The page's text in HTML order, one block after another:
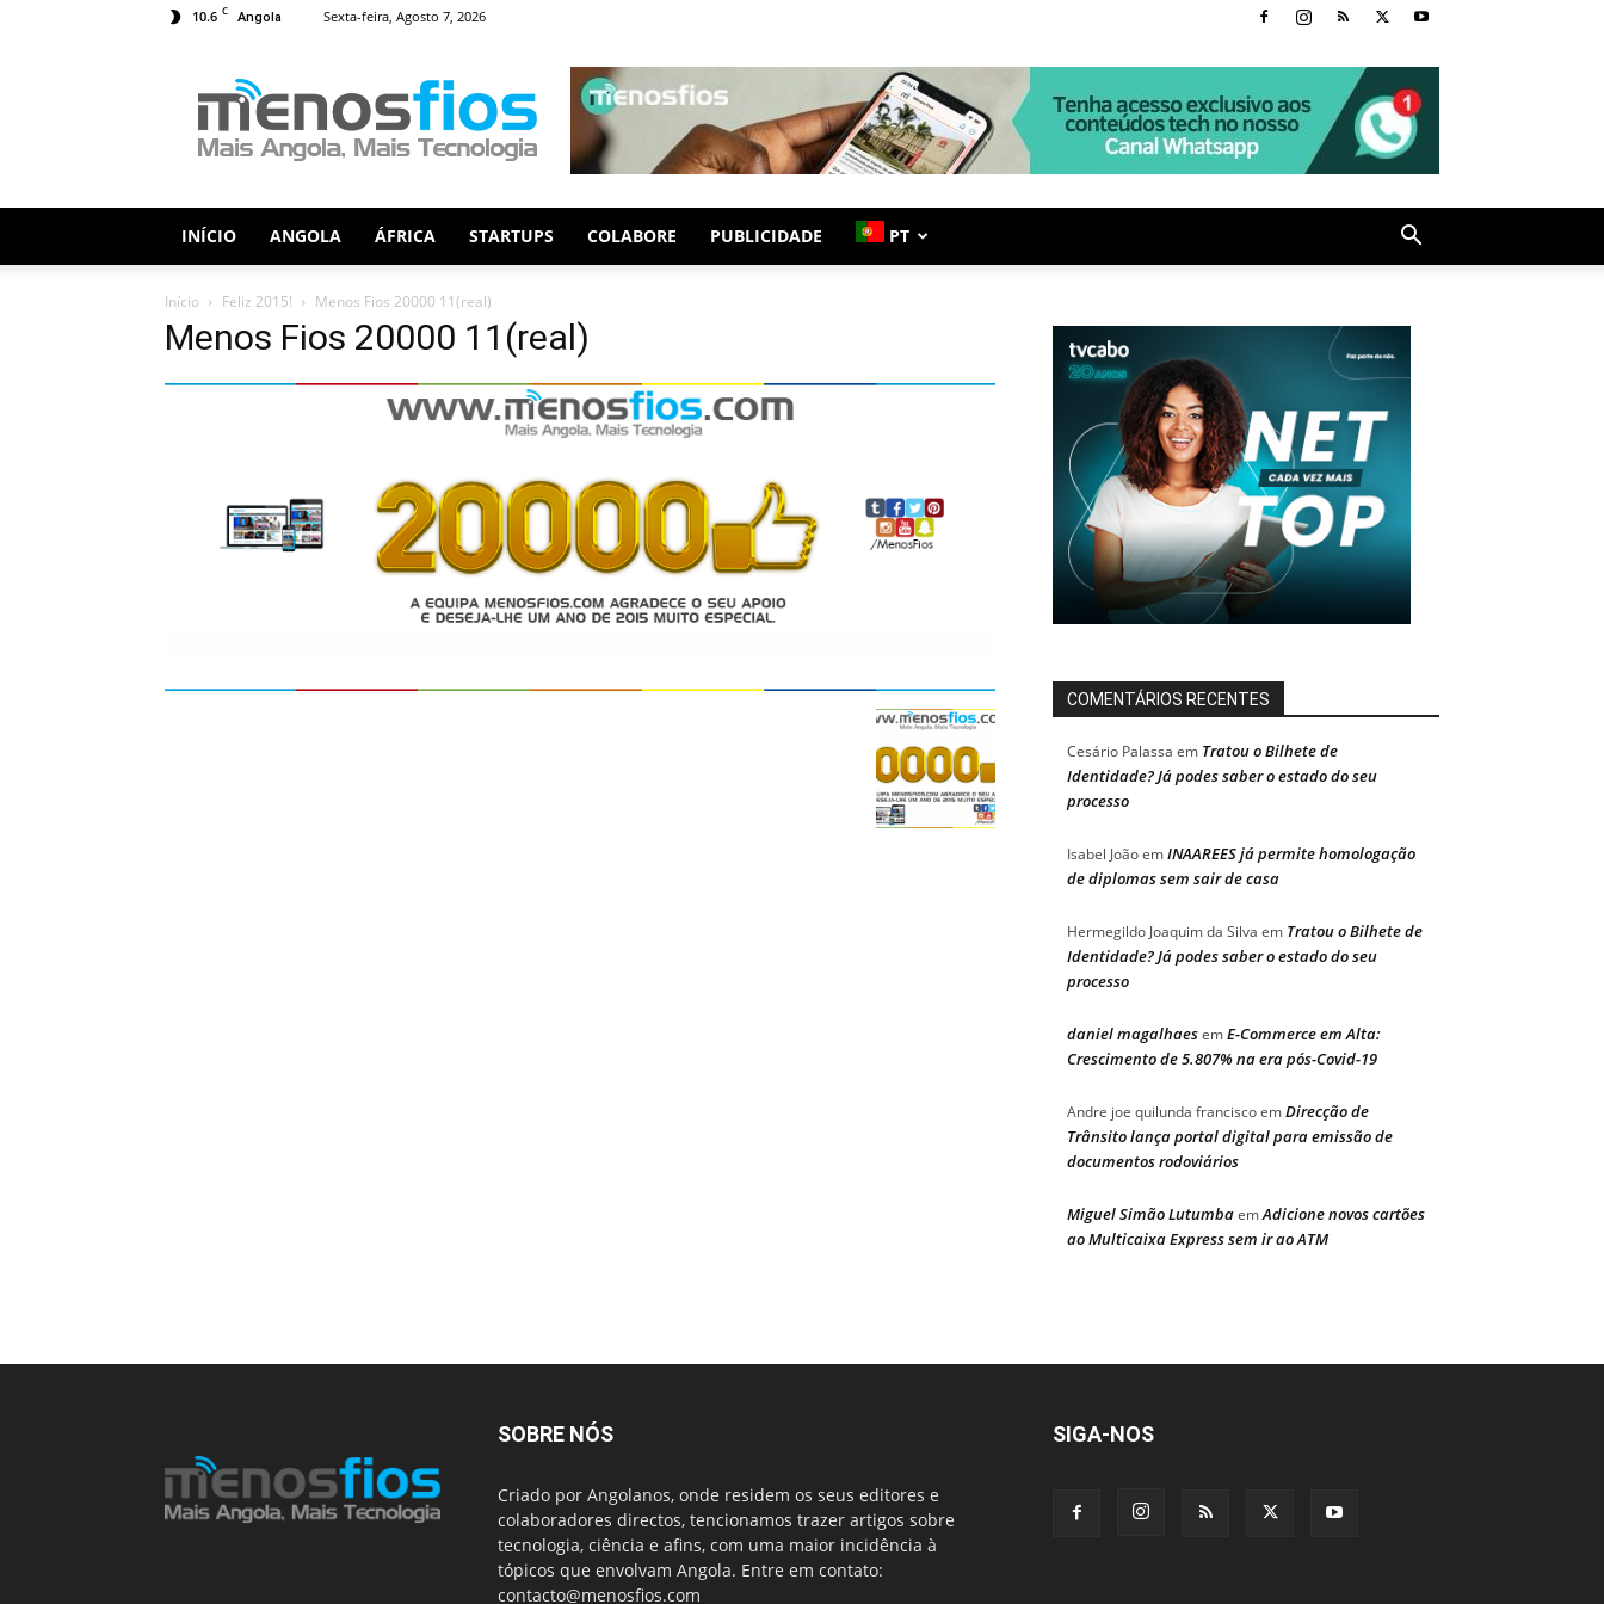
10.6 C Angola Sexta-feira, Agosto 7, 2026
Fios
INÍCIO ANGOLA ÁFRICA STARTUPS COLABORE PUBLICIDADE PT
Início Feliz 2015! Menos Fios 20000 11(real)
Menos Fios 20000 11(real)
COMENTÁRIOS RECENTES
Cesário Palassa em Tratou o Bilhete de
Identidade? Já podes saber o estado do seu
processo
Isabel JoãoemINAAREES já permite homologação
de diplomas sem sair de casa
Hermegildo Joaquim da Silva em Tratou o Bilhete de
Identidade? Já podes saber o estado do seu
processo
daniel magalhaesemE-Commerce em Alta:
Crescimento de 5.807% na era pós-Covid-19
Andre joe quilunda franciscoemDirecção de
Trânsito lança portal digital para emissão de
documentos rodoviários
Miguel Simão LutumbaemAdicione novos cartões
ao Multicaixa Express sem ir ao ATM
SOBRE NÓS
Criado por Angolanos, onde residem os seus editores e
colaboradores directos, tencionamos trazer artigos sobre
tecnologia, ciência e afins, com uma maior incidência à
tópicos que envolvam Angola. Entre em contato:
contacto@menosfios.com
SIGA-NOS